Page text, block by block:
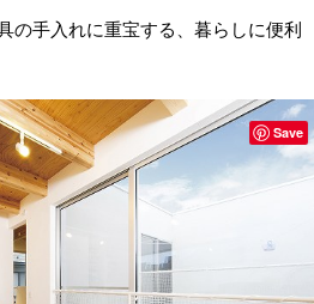
の手入れに重宝する、暮らしに便利
Save